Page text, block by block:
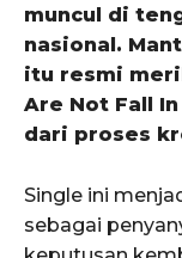
muncul di
nasional.
itu resmi
Are Not Fall In
dari proses
Single ini
sebagai